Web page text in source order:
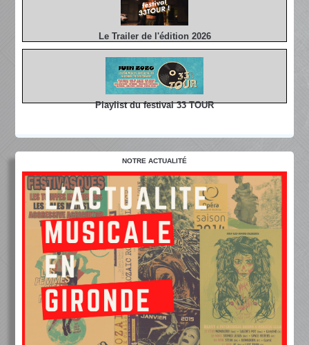
Le Trailer de l'édition 2026
Playlist du festival 33 TOUR
NOTRE ACTUALITÉ